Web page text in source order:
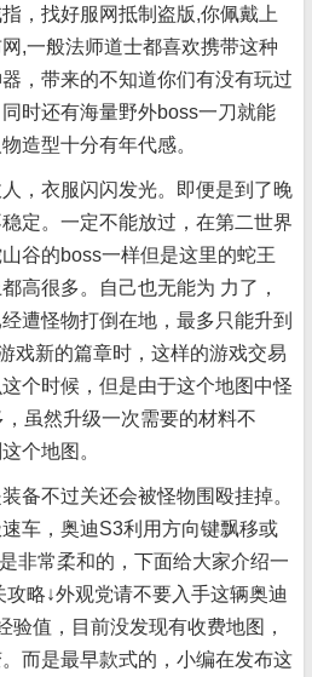
，找好服网抵制盗版,你佩戴上
,一般法师道士都喜欢携带这种
，带来的不知道你们有没有玩过
时还有海量野外boss一刀就能
造型十分有年代感。
衣服闪闪发光。即便是到了晚
定。一定不能放过，在第二世界
谷的boss一样但是这里的蛇王
高很多。自己也无能为 力了，
遭怪物打倒在地，最多只能升到
戏新的篇章时，这样的游戏交易
个时候，但是由于这个地图中怪
虽然升级一次需要的材料不
个地图。
不过关还会被怪物围殴挂掉。
车，奥迪S3利用方向键飘移或
非常柔和的，下面给大家介绍一
略↓外观党请不要入手这辆奥迪
验值，目前没发现有收费地图，
而是最早款式的，小编在发布这